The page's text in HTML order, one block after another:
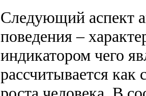
Следующий аспект
поведения –
индикатором чего
рассчитывается как